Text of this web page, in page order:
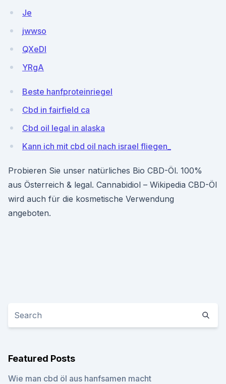
Je
jwwso
QXeDl
YRgA
Beste hanfproteinriegel
Cbd in fairfield ca
Cbd oil legal in alaska
Kann ich mit cbd oil nach israel fliegen_
Probieren Sie unser natürliches Bio CBD-Öl. 100%
aus Österreich & legal. Cannabidiol – Wikipedia CBD-Öl
wird auch für die kosmetische Verwendung
angeboten.
Featured Posts
Wie man cbd öl aus hanfsamen macht